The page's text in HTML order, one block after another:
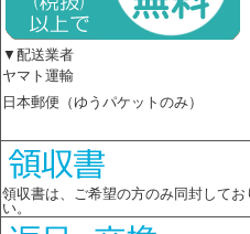
▼配送業者
ヤマト運輸
日本郵便（ゆうパケットのみ）
領収書は、ご希望の方のみ同封して
い。